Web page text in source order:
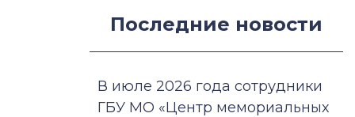
Последние новости
В июле 2026 года сотрудники
ГБУ МО «Центр мемориальных